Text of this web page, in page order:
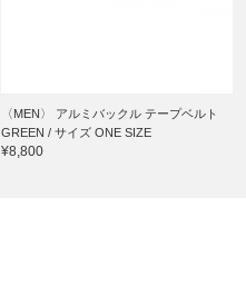
〈MEN〉 アルミバックル テープベルト
GREEN / サイズ ONE SIZE
¥8,800